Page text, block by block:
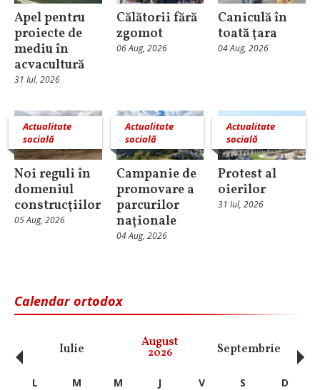
Apel pentru
proiecte de
mediu în
acvacultură
31 Iul, 2026
Călătorii fără
zgomot
06 Aug, 2026
Caniculă în
toată ţara
04 Aug, 2026
Actualitate
socială
Noi reguli în
domeniul
construcţiilor
05 Aug, 2026
Actualitate
socială
Campanie de
promovare a
parcurilor
naţionale
04 Aug, 2026
Actualitate
socială
Protest al
oierilor
31 Iul, 2026
Calendar ortodox
Iulie August
2026 Septembrie
‹ L M M J V S
D